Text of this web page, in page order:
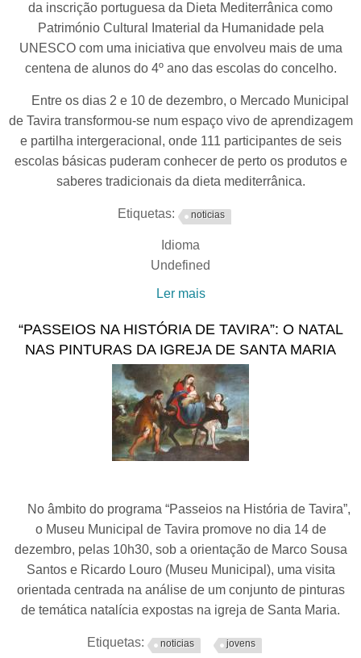
da inscrição portuguesa da Dieta Mediterrânica como
Património Cultural Imaterial da Humanidade pela
UNESCO com uma iniciativa que envolveu mais de uma
centena de alunos do 4º ano das escolas do concelho.
Entre os dias 2 e 10 de dezembro, o Mercado Municipal
de Tavira transformou-se num espaço vivo de aprendizagem
e partilha intergeracional, onde 111 participantes de seis
escolas básicas puderam conhecer de perto os produtos e
saberes tradicionais da dieta mediterrânica.
Etiquetas: noticias
Idioma
Undefined
Ler mais
celebrado com "Lanches
das Avós" no Mercado
Municipal de Tavira
“PASSEIOS NA HISTÓRIA DE TAVIRA”: O NATAL
NAS PINTURAS DA IGREJA DE SANTA MARIA
No âmbito do programa “Passeios na História de Tavira”,
o Museu Municipal de Tavira promove no dia 14 de
dezembro, pelas 10h30, sob a orientação de Marco Sousa
Santos e Ricardo Louro (Museu Municipal), uma visita
orientada centrada na análise de um conjunto de pinturas
de temática natalícia expostas na igreja de Santa Maria.
Etiquetas: noticias jovens